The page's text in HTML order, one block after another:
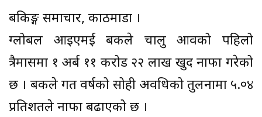
बैंकिङ्ग समाचार, काठमाडौं ।
ग्लोबल आइएमई बैंकले चालु आवको पहिलो
त्रैमासमा १ अर्ब ११ करोड २२ लाख खुद नाफा गरेको
छ । बैंकले गत वर्षको सोही अवधिको तुलनामा ५.०४
प्रतिशतले नाफा बढाएको छ ।